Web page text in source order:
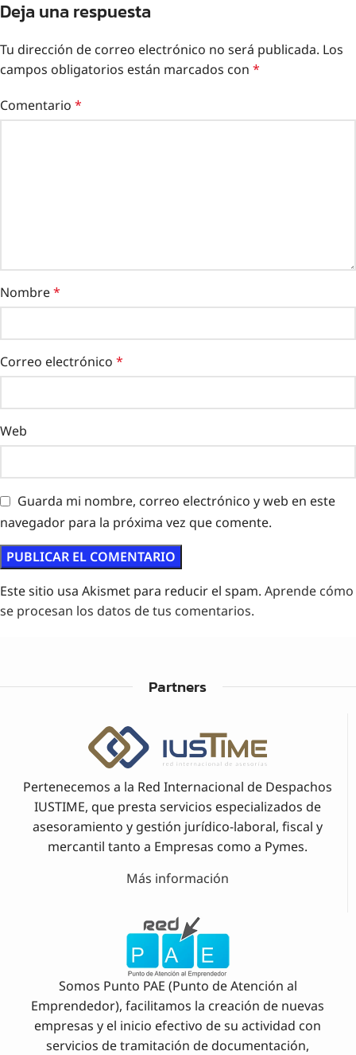
Deja una respuesta
Tu dirección de correo electrónico no será publicada. Los
campos obligatorios están marcados con *
Comentario *
Nombre*
Correo electrónico *
Web
Guarda mi nombre, correo electrónico y web en este
navegador para la próxima vez que comente.
Este sitio usa Akismet para reducir el spam. Aprende cómo
se procesan los datos de tus comentarios.
Partners
Pertenecemos a la Red Internacional de Despachos
IUSTIME, que presta servicios especializados de
asesoramiento y gestión jurídico-laboral, fiscal y
mercantil tanto a Empresas como a Pymes.
Más información
Somos Punto PAE (Punto de Atención al
Emprendedor), facilitamos la creación de nuevas
empresas y el inicio efectivo de su actividad con
servicios de tramitación de documentación,